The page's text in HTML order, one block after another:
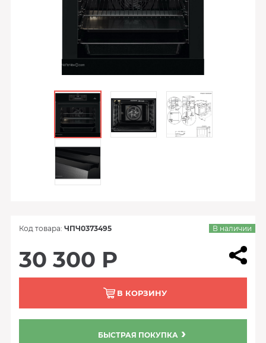
Код товара: ЧПЧ0373495 В наличии
30 300 Р
В КОРЗИНУ
БЫСТРАЯ ПОКУПКА